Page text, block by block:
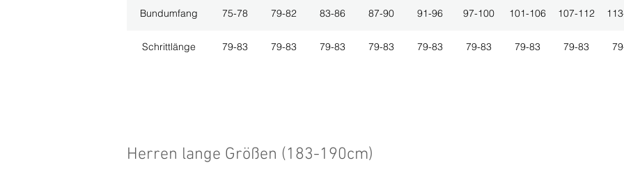
Bundumfang 75-78 79-82 83-86 87-90 91-96 97-100 101-106 107-112
Schrittlänge 79-83 79-83 79-83 79-83 79-83 79-83 79-83 79-83
Herren lange Größen (183-190cm)